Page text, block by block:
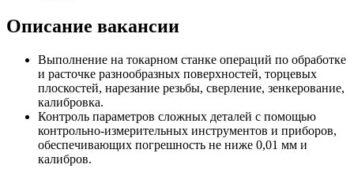
Описание вакансии
Выполнение на токарном станке операций по обработке
и расточке разнообразных поверхностей, торцевых
плоскостей, нарезание резьбы, сверление, зенкерование,
калибровка.
Контроль параметров сложных деталей с помощью
контрольно-измерительных инструментов и приборов,
обеспечивающих погрешность не ниже 0,01 мм и
калибров.